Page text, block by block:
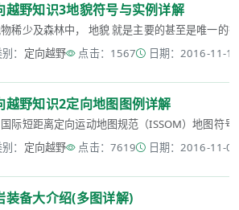
越野知识3地貌符号与实例详解
稀少及森林中， 地貌 就是主要的甚至是唯一的
： 定向越野 点击：1567 日期：2016-11-
越野知识2定向地图图例详解
际短距离定向运动地图规范（ISSOM）地图符
： 定向越野 点击：7619 日期：2016-11-
装备大介绍(多图详解)